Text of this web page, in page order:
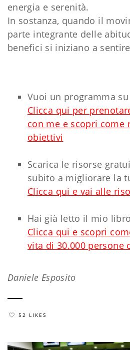
energia e serenità.
In sostanza, quando il
parte integrante delle
benefici si iniziano a
Vuoi un programma
Clicca qui per
con me e scopri come
obiettivi
Scarica le risorse
subito a migliorare la
Clicca qui e vai alle
Hai già letto il mio
Clicca qui e scopri
vita di 30.000 persone
Daniele Esposito
52 LIKES